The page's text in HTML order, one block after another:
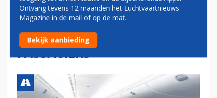
NEDERLANDSE
LUCHTHAVENS VOOR HET
EERST BOVEN 60 MILJOEN
PASSAGIERS
Ontvang tevens 12 maanden het Luchtvaartnieuws
Magazine in de mail of op de mat.
Bekijk aanbieding